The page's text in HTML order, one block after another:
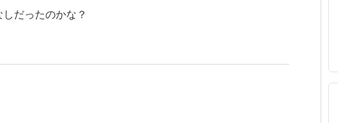
だったのかな？